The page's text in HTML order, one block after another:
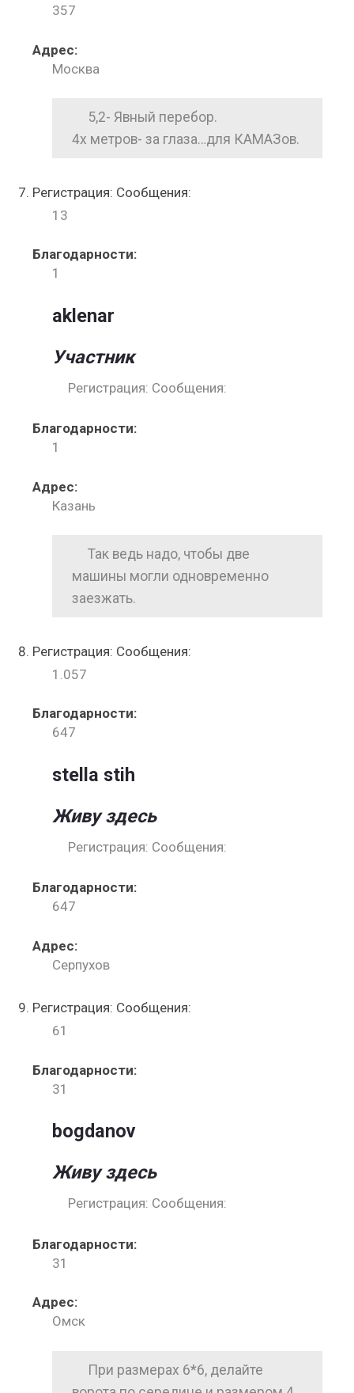
357
Адрес:
Москва
5,2- Явный перебор.
4х метров- за глаза…для КАМАЗов.
Регистрация: Сообщения:
13
Благодарности:
1
aklenar
Участник
Регистрация: Сообщения:
Благодарности:
1
Адрес:
Казань
Так ведь надо, чтобы две
машины могли одновременно
заезжать.
Регистрация: Сообщения:
1.057
Благодарности:
647
stella stih
Живу здесь
Регистрация: Сообщения:
Благодарности:
647
Адрес:
Серпухов
Регистрация: Сообщения:
61
Благодарности:
31
bogdanov
Живу здесь
Регистрация: Сообщения:
Благодарности:
31
Адрес:
Омск
При размерах 6*6, делайте